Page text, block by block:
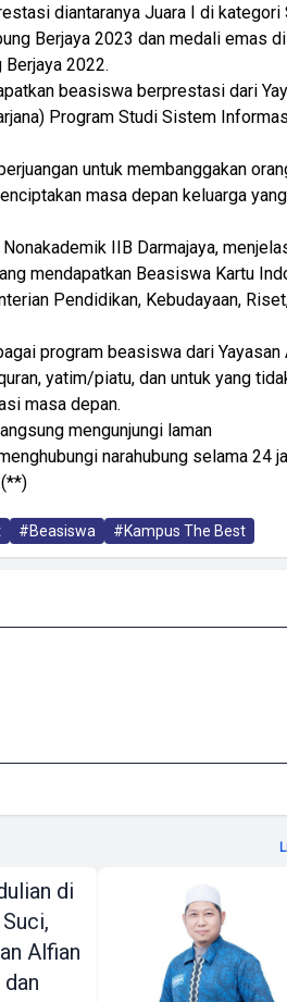
diantaranya Juara I di kategori
Berjaya 2023 dan medali emas
2022.
beasiswa berprestasi dari
Program Studi Sistem
untuk membanggakan
masa depan keluarga
IIB Darmajaya,
mendapatkan Beasiswa Kartu
Pendidikan, Kebudayaan,
program beasiswa dari Yayasan
yatim/piatu, dan untuk yang
masa depan.
mengunjungi laman
narahubung selama 24
#Beasiswa #Kampus The Best
di
Alfian